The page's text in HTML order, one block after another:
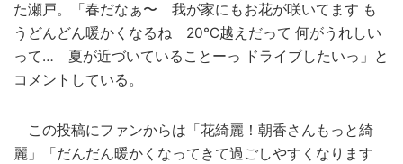
た瀬戸。「春だなぁ〜 我が家にもお花が咲いてます も
うどんどん暖かくなるね 20℃越えだって 何がうれしい
って… 夏が近づいていることーっ ドライブしたいっ」と
コメントしている。
この投稿にファンからは「花綺麗！朝香さんもっと綺
麗」「だんだん暖かくなってきて過ごしやすくなります